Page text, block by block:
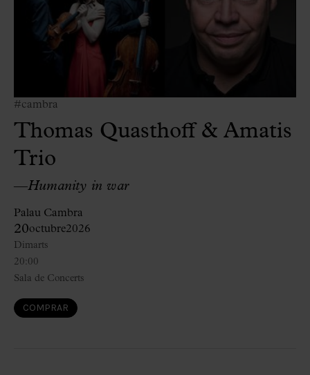
#cambra
Thomas Quasthoff & Amatis
Trio
—Humanity in war
Palau Cambra
20octubre2026
20:00
Dimarts
Sala de Concerts
COMPRAR